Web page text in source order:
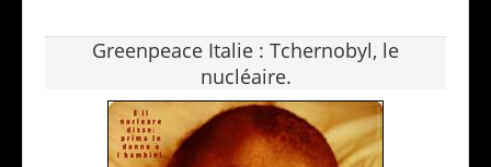
Greenpeace Italie : Tchernobyl, le
nucléaire.